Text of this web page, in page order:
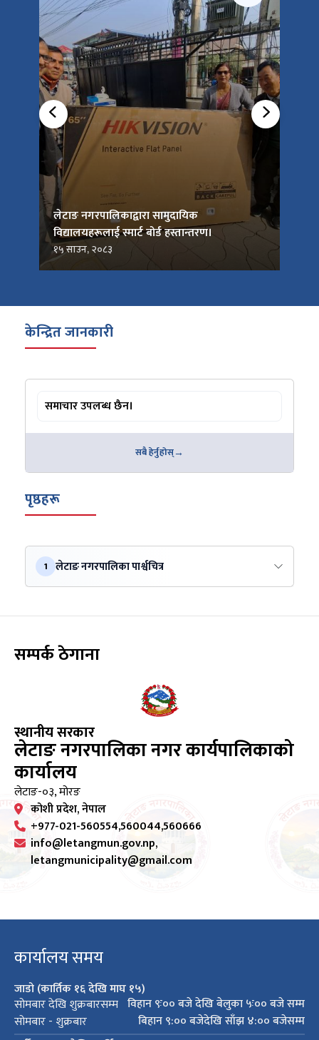
लेटाङ नगरपालिकाद्वारा सामुदायिक
विद्यालयहरूलाई स्मार्ट बोर्ड हस्तान्तरण।
१५ साउन, २०८३
केन्द्रित जानकारी
समाचार उपलब्ध छैन।
सबै हेर्नुहोस्
पृष्ठहरू
1 लेटाङ नगरपालिका पार्श्वचित्र
सम्पर्क ठेगाना
स्थानीय सरकार
लेटाङ नगरपालिका नगर कार्यपालिकाको
कार्यालय
लेटाङ-०३, मोरङ
कोशी प्रदेश, नेपाल
+977-021-560554,560044,560666
info@letangmun.gov.np,
letangmunicipality@gmail.com
कार्यालय समय
जाडो (कार्तिक १६ देखि माघ १५)
सोमबार देखि शुक्रबारसम्म विहान ९ः०० बजे देखि बेलुका ५ः०० बजे सम्म
सोमबार - शुक्रबार
बिहान ९:०० बजेदेखि साँझ ४:०० बजेसम्म